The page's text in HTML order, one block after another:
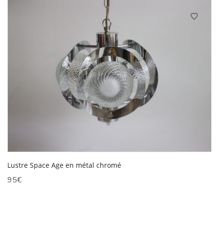
Lustre Space Age en métal chromé
95€